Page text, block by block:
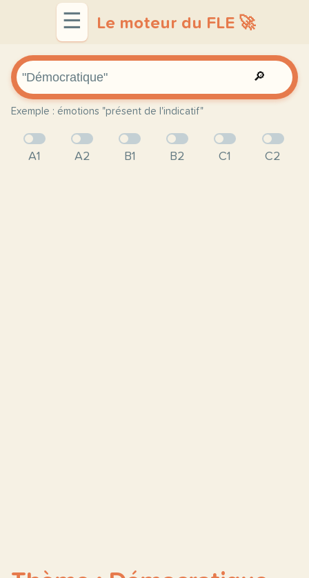
☰ Le moteur du FLE 🚀
🔎
Exemple : émotions "présent de l'indicatif"
A1 A2 B1 B2 C1 C2